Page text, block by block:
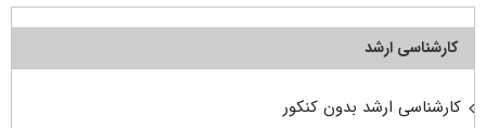
کارشناسی ارشد
کارشناسی ارشد بدون کنکور